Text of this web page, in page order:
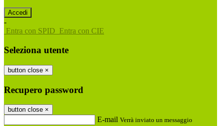
-
Entra con SPID Entra con CIE
Seleziona utente
button close ×
Recupero password
button close ×
E-mail Verrà inviato un messaggio